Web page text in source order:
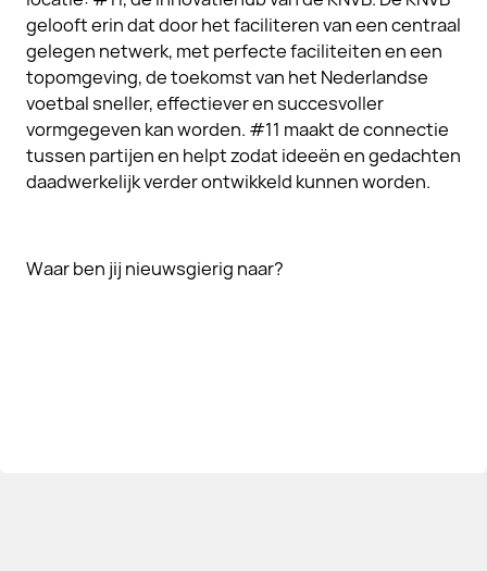
gelooft erin dat door het faciliteren van een centraal
gelegen netwerk, met perfecte faciliteiten en een
topomgeving, de toekomst van het Nederlandse
voetbal sneller, effectiever en succesvoller
vormgegeven kan worden. #11 maakt de connectie
tussen partijen en helpt zodat ideeën en gedachten
daadwerkelijk verder ontwikkeld kunnen worden.
Waar ben jij nieuwsgierig naar?